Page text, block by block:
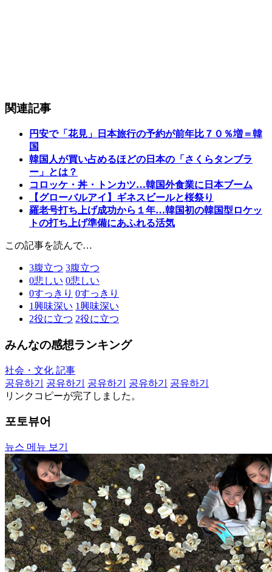
関連記事
円安で「花見」日本旅行の予約が前年比７０％増＝韓
国
韓国人が買い占めるほどの日本の「さくらタンブラ
ー」とは？
コロッケ・丼・トンカツ…韓国外食業に日本ブーム
【グローバルアイ】ギネスビールと桜祭り
羅老号打ち上げ成功から１年…韓国初の韓国型ロケッ
トの打ち上げ準備にあふれる活気
この記事を読んで…
3腹立つ 3腹立つ
0悲しい 0悲しい
0すっきり 0すっきり
1興味深い 1興味深い
2役に立つ 2役に立つ
みんなの感想ランキング
社会・文化 記事
공유하기
공유하기 공유하기 공유하기
공유하기
リンクコピーが完了しました。
포토뷰어
뉴스 메뉴 보기